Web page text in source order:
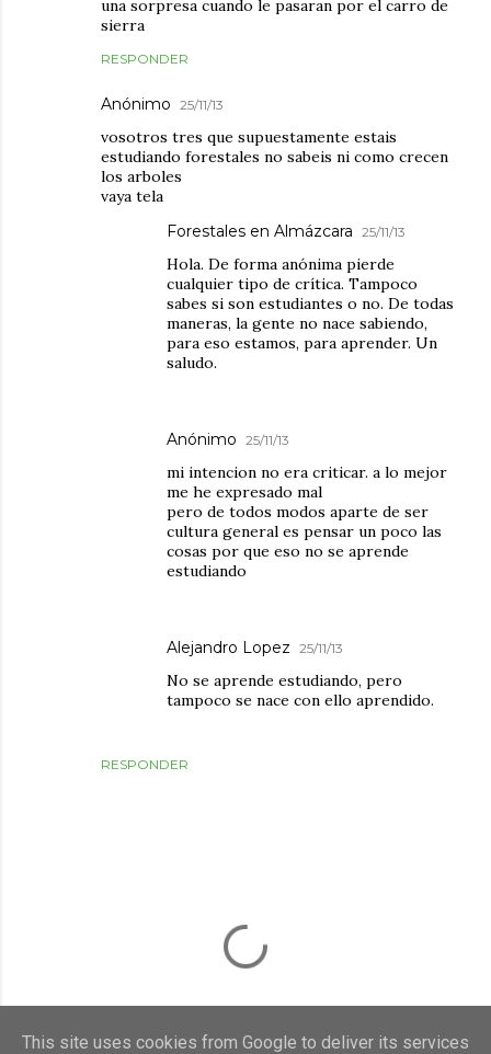
una sorpresa cuando le pasaran por el carro de
sierra
RESPONDER
Anónimo 25/11/13
vosotros tres que supuestamente estais
estudiando forestales no sabeis ni como crecen
los arboles
vaya tela
RESPONDER
Forestales en Almázcara 25/11/13
Hola. De forma anónima pierde
cualquier tipo de crítica. Tampoco
sabes si son estudiantes o no. De todas
maneras, la gente no nace sabiendo,
para eso estamos, para aprender. Un
saludo.
Anónimo 25/11/13
mi intencion no era criticar. a lo mejor
me he expresado mal
pero de todos modos aparte de ser
cultura general es pensar un poco las
cosas por que eso no se aprende
estudiando
Alejandro Lopez 25/11/13
No se aprende estudiando, pero
tampoco se nace con ello aprendido.
This site uses cookies from Google to deliver its services